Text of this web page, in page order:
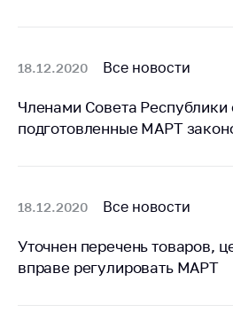
Министра
Горячая линия
Вышестоящий
государственный
Важное на сайте
18.12.2020 Все новости
Членами Совета Республики
подготовленные МАРТ
18.12.2020 Все новости
Уточнен перечень товаров,
вправе регулировать МАРТ